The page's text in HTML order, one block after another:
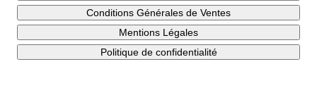
Conditions Générales de Ventes
Mentions Légales
Politique de confidentialité